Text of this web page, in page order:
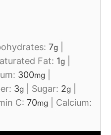
7g
Fat: 1g
300mg
3g Sugar: 2g
C: 70mg
Calcium: